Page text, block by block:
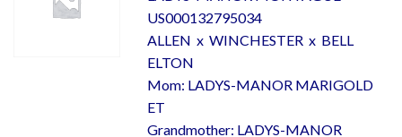
US000132795034
ALLEN x WINCHESTER x BELL
ELTON
Mom: LADYS-MANOR MARIGOLD
ET
Grandmother: LADYS-MANOR